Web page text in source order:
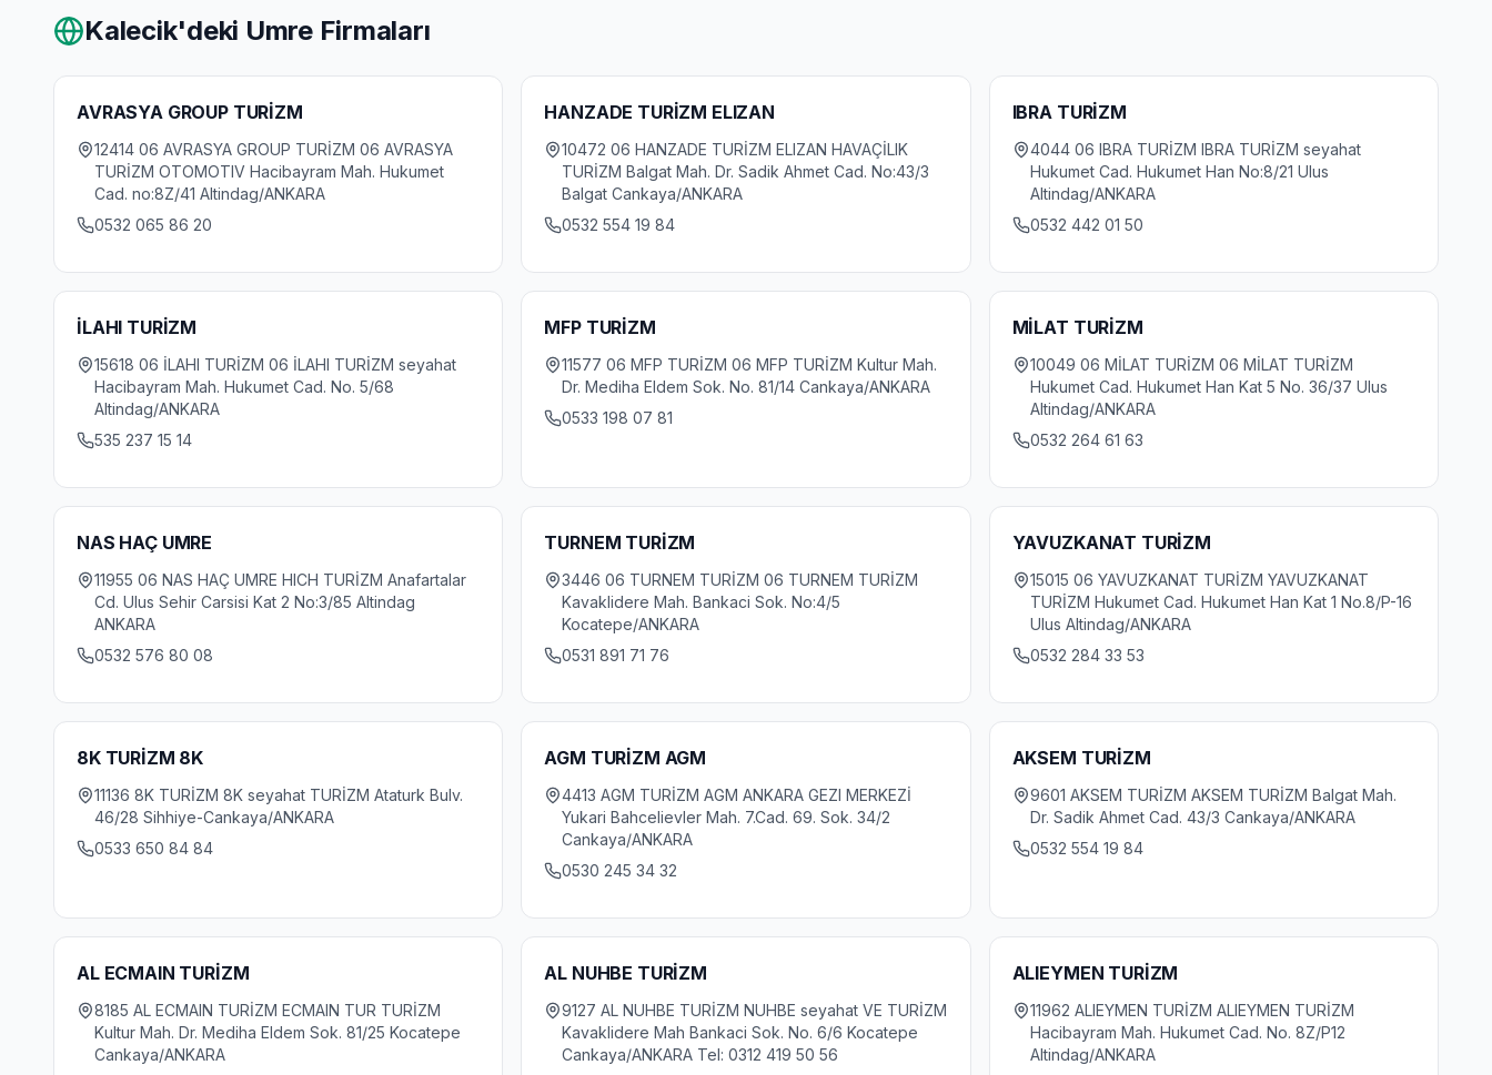
Kalecik'deki Umre Firmaları
AVRASYA GROUP TURİZM
12414 06 AVRASYA GROUP TURİZM 06 AVRASYA
TURİZM OTOMOTIV Hacibayram Mah. Hukumet
Cad. no:8Z/41 Altindag/ANKARA
0532 065 86 20
HANZADE TURİZM ELIZAN
10472 06 HANZADE TURİZM ELIZAN HAVAÇİLIK
TURİZM Balgat Mah. Dr. Sadik Ahmet Cad. No:43/3
Balgat Cankaya/ANKARA
0532 554 19 84
IBRA TURİZM
4044 06 IBRA TURİZM IBRA TURİZM seyahat
Hukumet Cad. Hukumet Han No:8/21 Ulus
Altindag/ANKARA
0532 442 01 50
İLAHI TURİZM
15618 06 İLAHI TURİZM 06 İLAHI TURİZM seyahat
Hacibayram Mah. Hukumet Cad. No. 5/68
Altindag/ANKARA
535 237 15 14
MFP TURİZM
11577 06 MFP TURİZM 06 MFP TURİZM Kultur Mah.
Dr. Mediha Eldem Sok. No. 81/14 Cankaya/ANKARA
0533 198 07 81
MİLAT TURİZM
10049 06 MİLAT TURİZM 06 MİLAT TURİZM
Hukumet Cad. Hukumet Han Kat 5 No. 36/37 Ulus
Altindag/ANKARA
0532 264 61 63
NAS HAÇ UMRE
11955 06 NAS HAÇ UMRE HICH TURİZM Anafartalar
Cd. Ulus Sehir Carsisi Kat 2 No:3/85 Altindag
ANKARA
0532 576 80 08
TURNEM TURİZM
3446 06 TURNEM TURİZM 06 TURNEM TURİZM
Kavaklidere Mah. Bankaci Sok. No:4/5
Kocatepe/ANKARA
0531 891 71 76
YAVUZKANAT TURİZM
15015 06 YAVUZKANAT TURİZM YAVUZKANAT
TURİZM Hukumet Cad. Hukumet Han Kat 1 No.8/P-16
Ulus Altindag/ANKARA
0532 284 33 53
8K TURİZM 8K
11136 8K TURİZM 8K seyahat TURİZM Ataturk Bulv.
46/28 Sihhiye-Cankaya/ANKARA
0533 650 84 84
AGM TURİZM AGM
4413 AGM TURİZM AGM ANKARA GEZI MERKEZİ
Yukari Bahcelievler Mah. 7.Cad. 69. Sok. 34/2
Cankaya/ANKARA
0530 245 34 32
AKSEM TURİZM
9601 AKSEM TURİZM AKSEM TURİZM Balgat Mah.
Dr. Sadik Ahmet Cad. 43/3 Cankaya/ANKARA
0532 554 19 84
AL ECMAIN TURİZM
8185 AL ECMAIN TURİZM ECMAIN TUR TURİZM
Kultur Mah. Dr. Mediha Eldem Sok. 81/25 Kocatepe
Cankaya/ANKARA
AL NUHBE TURİZM
9127 AL NUHBE TURİZM NUHBE seyahat VE TURİZM
Kavaklidere Mah Bankaci Sok. No. 6/6 Kocatepe
Cankaya/ANKARA Tel: 0312 419 50 56
ALIEYMEN TURİZM
11962 ALIEYMEN TURİZM ALIEYMEN TURİZM
Hacibayram Mah. Hukumet Cad. No. 8Z/P12
Altindag/ANKARA